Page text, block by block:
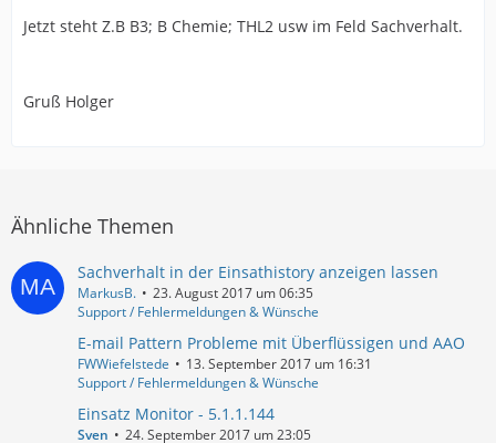
Jetzt steht Z.B B3; B Chemie; THL2 usw im Feld Sachverhalt.
Gruß Holger
Ähnliche Themen
Sachverhalt in der Einsathistory anzeigen lassen
MarkusB.
23. August 2017 um 06:35
Support / Fehlermeldungen & Wünsche
E-mail Pattern Probleme mit Überflüssigen und AAO
FWWiefelstede
13. September 2017 um 16:31
Support / Fehlermeldungen & Wünsche
Einsatz Monitor - 5.1.1.144
Sven 24. September 2017 um 23:05